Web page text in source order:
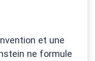
et une
ne formule